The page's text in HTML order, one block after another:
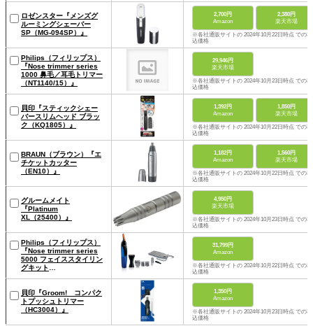
ロゼンスター『メンズグ
ルーミングシェーバー
SP（MG-094SP）』
2,700円
Amazon
2,380円
楽天市場
※各社通販サイトの 2024年10月22日時点 での税
込価格
Philips（フィリップス）
『Nose trimmer series
1000 鼻毛／耳毛トリマー
（NT1140/15）』
29,946円
楽天市場
※各社通販サイトの 2024年10月23日時点 での税
込価格
貝印『スティックシェー
バースリムヘッド ブラッ
ク（KQ1805）』
1,392円
Amazon
1,850円
楽天市場
※各社通販サイトの 2024年10月22日時点 での税
込価格
BRAUN（ブラウン）『エ
チケットカッター
（EN10）』
1,182円
Amazon
1,560円
楽天市場
※各社通販サイトの 2024年10月22日時点 での税
込価格
グルームメイト
『Platinum
XL（25400）』
4,950円
楽天市場
※各社通販サイトの 2024年10月23日時点 での税
込価格
Philips（フィリップス）
『Nose trimmer series
5000 フェイススタイリン
グキット
31,799円
Amazon
※各社通販サイトの 2024年10月22日時点 での税
込価格
貝印『Groom! コンパク
トプッシュトリマー
（HC3004）』
1,350円
Amazon
※各社通販サイトの 2024年10月23日時点 での税
込価格